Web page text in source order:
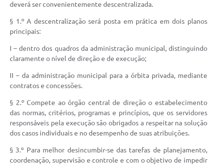
deverá ser convenientemente descentralizada.
§ 1.º A descentralização será posta em prática em dois planos
principais:
I – dentro dos quadros da administração municipal, distinguindo
claramente o nível de direção e de execução;
II – da administração municipal para a órbita privada, mediante
contratos e concessões.
§ 2.º Compete ao órgão central de direção o estabelecimento
das normas, critérios, programas e princípios, que os servidores
responsáveis pela execução são obrigados a respeitar na solução
dos casos individuais e no desempenho de suas atribuições.
§ 3.º Para melhor desincumbir-se das tarefas de planejamento,
coordenação, supervisão e controle e com o objetivo de impedir